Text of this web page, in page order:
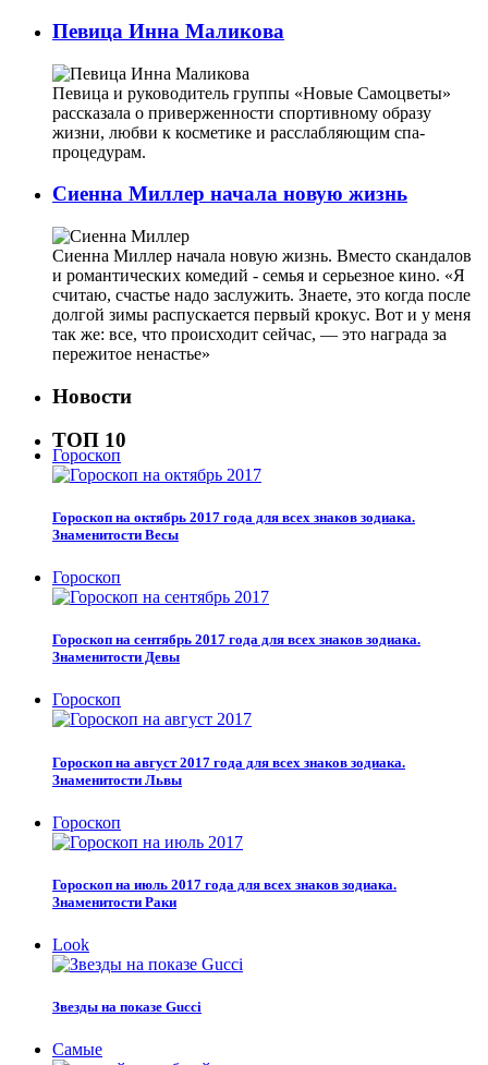
Певица Инна Маликова
Певица и руководитель группы «Новые Самоцветы»
рассказала о приверженности спортивному образу
жизни, любви к косметике и расслабляющим спа-
процедурам.
Сиенна Миллер начала новую жизнь
Сиенна Миллер начала новую жизнь. Вместо скандалов
и романтических комедий - семья и серьезное кино. «Я
считаю, счастье надо заслужить. Знаете, это когда после
долгой зимы распускается первый крокус. Вот и у меня
так же: все, что происходит сейчас, — это награда за
пережитое ненастье»
Новости
ТОП 10
Гороскоп
Гороскоп на октябрь 2017 года для всех знаков зодиака.
Знаменитости Весы
Гороскоп
Гороскоп на сентябрь 2017 года для всех знаков зодиака.
Знаменитости Девы
Гороскоп
Гороскоп на август 2017 года для всех знаков зодиака.
Знаменитости Львы
Гороскоп
Гороскоп на июль 2017 года для всех знаков зодиака.
Знаменитости Раки
Look
Звезды на показе Gucci
Самые